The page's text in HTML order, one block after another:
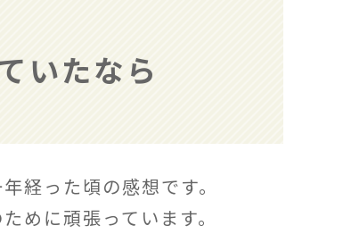
いたなら
経った頃の感想です。
めに頑張っています。